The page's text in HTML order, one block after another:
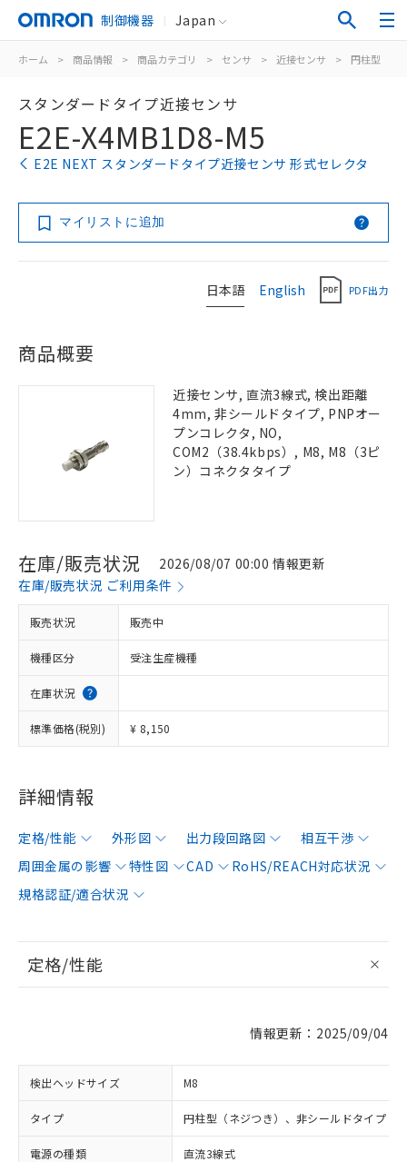
制御機器 Japan
ホーム > 商品情報 > 商品カテゴリ > センサ > 近接センサ > 円柱型
スタンダードタイプ近接センサ
E2E-X4MB1D8-M5
E2E NEXT スタンダードタイプ近接センサ 形式セレクタ
マイリストに追加
日本語 English PDF出力
商品概要
近接センサ, 直流3線式, 検出距離
4mm, 非シールドタイプ, PNPオー
プンコレクタ, NO,
COM2（38.4kbps）, M8, M8（3ピ
ン）コネクタタイプ
在庫/販売状況
2026/08/07 00:00 情報更新
在庫/販売状況 ご利用条件
販売状況 販売中
機種区分 受注生産機種
在庫状況
標準価格(税別) ¥ 8,150
詳細情報
定格/性能 外形図 出力段回路図
相互干渉
周囲金属の影響
特性図 CAD
RoHS/REACH対応状況
規格認証/適合状況
定格/性能
情報更新：2025/09/04
検出ヘッドサイズ M8
タイプ 円柱型（ネジつき）、非シールドタイプ
電源の種類 直流3線式